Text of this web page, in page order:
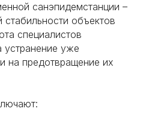
санэпидемстанции –
стабильности объектов
специалистов
устранение уже
на предотвращение их